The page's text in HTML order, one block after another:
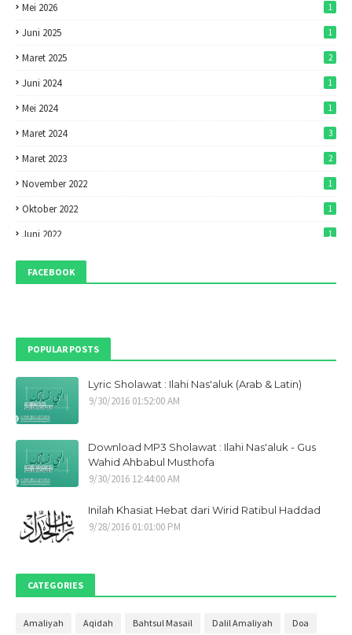
Mei 2026 1
Juni 2025 1
Maret 2025 2
Juni 2024 1
Mei 2024 1
Maret 2024 3
Maret 2023 2
November 2022 1
Oktober 2022 1
Juni 2022 1
Mei 2022
April 2022 7
Februari 2022
Desember 2021 1
Oktober 2021
September 2021
April 2021
Maret 2021
Januari 2021
Desember 2020
Oktober 2020
FACEBOOK
POPULAR POSTS
Lyric Sholawat : Ilahi Nas'aluk (Arab & Latin)
9/30/2016 01:52:00 AM
Download MP3 Sholawat : Ilahi Nas'aluk - Gus
Wahid Ahbabul Musthofa
9/30/2016 12:44:00 AM
Inilah Khasiat Hebat dari Wirid Ratibul Haddad
9/28/2016 01:01:00 PM
CATEGORIES
Amaliyah Aqidah Bahtsul Masail Dalil Amaliyah Doa